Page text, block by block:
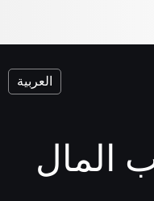
العربية
المال